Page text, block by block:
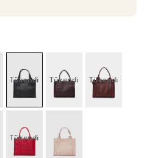
Tükendi Tükendi Tükendi
Tükendi